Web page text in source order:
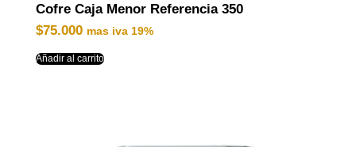
Cofre Caja Menor Referencia 350
$75.000 mas iva 19%
Añadir al carrito